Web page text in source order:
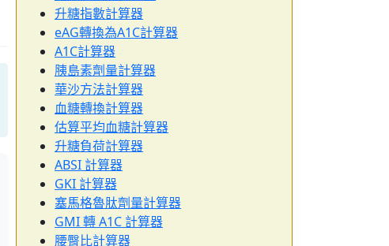
升糖指數計算器
eAG轉換為A1C計算器
A1C計算器
胰島素劑量計算器
華沙方法計算器
血糖轉換計算器
估算平均血糖計算器
升糖負荷計算器
ABSI 計算器
GKI 計算器
塞馬格魯肽劑量計算器
GMI 轉 A1C 計算器
腰臀比計算器